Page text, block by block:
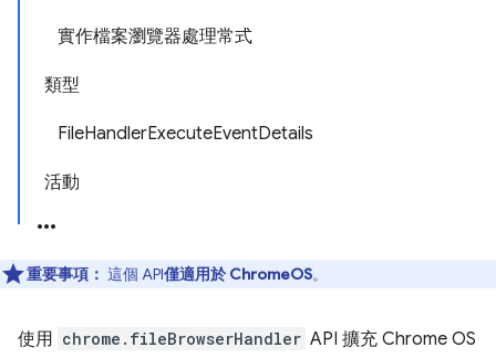
實作檔案瀏覽器處理常式
類型
FileHandlerExecuteEventDetails
活動
重要事項： 這個 API僅適用於 ChromeOS。
使用 chrome.fileBrowserHandler API 擴充 Chrome OS